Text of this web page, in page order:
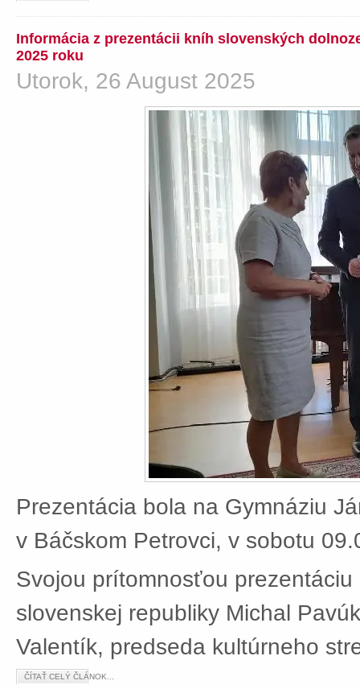
Informácia z prezentácii kníh slovenských
2025 roku
Utorok, 26 August 2025
Prezentácia bola na Gymnáziu
v Báčskom Petrovci, v sobotu
Svojou prítomnosťou
slovenskej republiky Michal
Valentík, predseda kultúrneho
ČÍTAŤ CELÝ ČLÁNOK...